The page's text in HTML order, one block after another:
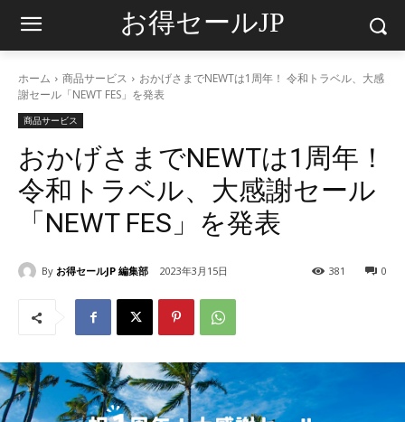
お得セールJP
ホーム 商品サービス
おかげさまでNEWTは1周年！ 令和トラベル、大感
謝セール「NEWT FES」を発表
商品サービス
おかげさまでNEWTは1周年！
令和トラベル、大感謝セール
「NEWT FES」を発表
By お得セールJP 編集部 2023年3月15日 0
381